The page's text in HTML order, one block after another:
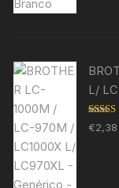
L/
5.00de
€2,38